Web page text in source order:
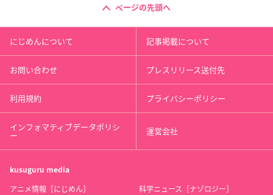
ページの先頭へ
にじめんについて 記事掲載について
お問い合わせ プレスリリース送付先
利用規約 プライバシーポリシー
インフォマティブデータポリシ
ー 運営会社
kusuguru media
アニメ情報［にじめん］ 科学ニュース［ナゾロジー］